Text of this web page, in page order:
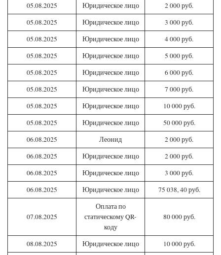
05.08.2025
Юридическое лицо
2 000 руб.
05.08.2025
Юридическое лицо
3 000 руб.
05.08.2025
Юридическое лицо
4 000 руб.
05.08.2025
Юридическое лицо
5 000 руб.
05.08.2025
Юридическое лицо
6 000 руб.
05.08.2025
Юридическое лицо
7 000 руб.
05.08.2025
Юридическое лицо
10 000 руб.
05.08.2025
Юридическое лицо
50 000 руб.
06.08.2025
Леонид
2 000 руб.
06.08.2025
Юридическое лицо
2 000 руб.
06.08.2025
Юридическое лицо
3 000 руб.
06.08.2025
Юридическое лицо 75 038, 40 руб.
07.08.2025
Оплата по
статическому QR-
коду
80 000 руб.
08.08.2025 Юридическое лицо
10 000 руб.